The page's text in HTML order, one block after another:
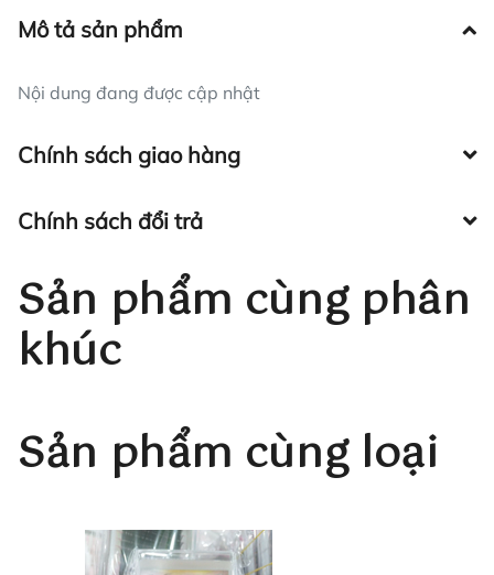
Mô tả sản phẩm
Nội dung đang được cập nhật
Chính sách giao hàng
Chính sách đổi trả
Sản phẩm cùng phân
khúc
Sản phẩm cùng loại